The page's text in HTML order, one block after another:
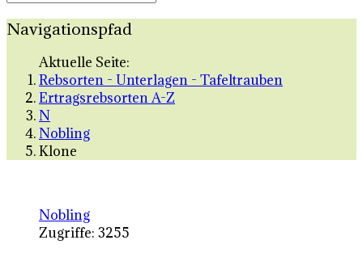
Navigationspfad
Aktuelle Seite:
Rebsorten - Unterlagen - Tafeltrauben
Ertragsrebsorten A-Z
N
Nobling
Klone
Nobling
Zugriffe: 3255